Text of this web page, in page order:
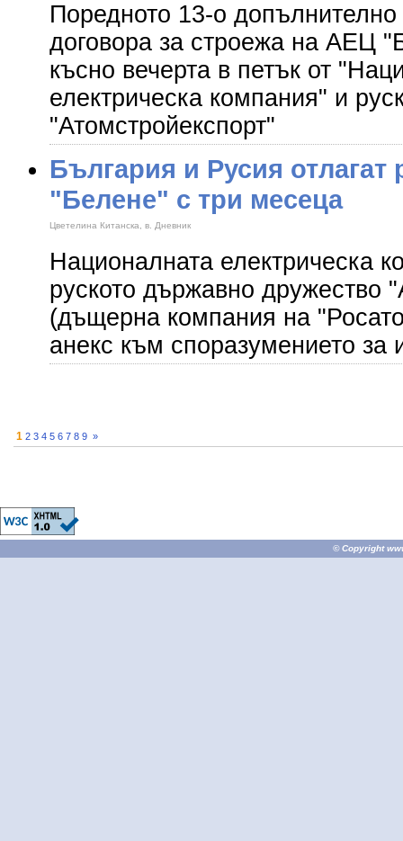
Поредното 13-о
договора за строежа на АЕЦ
късно вечерта в петък от
електрическа компания" и
"Атомстройекспорт"
България и Русия отлагат
"Белене" с три месеца
Цветелина Китанска, в. Дневник
Националната електрическа
руското държавно дружество
(дъщерна компания на
анекс към споразумението
1 2 3 4 5 6 7 8 9 »
© Copyright